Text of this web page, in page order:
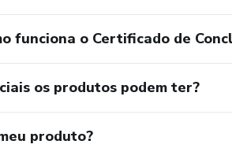
funciona o Certificado de
os produtos podem ter?
produto?